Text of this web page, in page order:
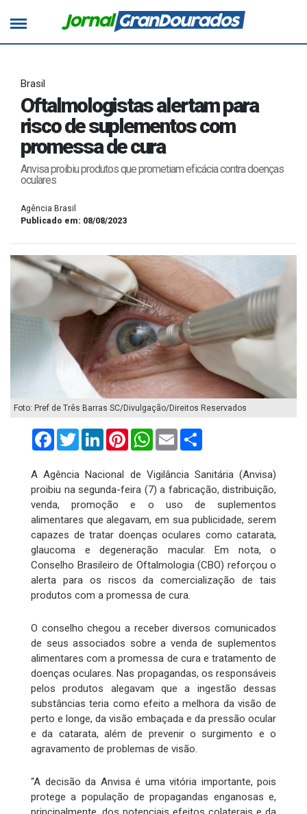
Brasil
Oftalmologistas alertam para
risco de suplementos com
promessa de cura
Anvisa proibiu produtos que prometiam eficácia contra doenças
oculares
Agência Brasil
Publicado em: 08/08/2023
Foto: Pref de Três Barras SC/Divulgação/Direitos Reservados
FacebookTwitterLinkedInPinterestWhatsApp
Email
A Agência Nacional de Vigilância Sanitária (Anvisa)
proibiu na segunda-feira (7) a fabricação, distribuição,
venda, promoção e o uso de suplementos
alimentares que alegavam, em sua publicidade, serem
capazes de tratar doenças oculares como catarata,
glaucoma e degeneração macular. Em nota, o
Conselho Brasileiro de Oftalmologia (CBO) reforçou o
alerta para os riscos da comercialização de tais
produtos com a promessa de cura.
O conselho chegou a receber diversos comunicados
de seus associados sobre a venda de suplementos
alimentares com a promessa de cura e tratamento de
doenças oculares. Nas propagandas, os responsáveis
pelos produtos alegavam que a ingestão dessas
substâncias teria como efeito a melhora da visão de
perto e longe, da visão embaçada e da pressão ocular
e da catarata, além de prevenir o surgimento e o
agravamento de problemas de visão.
“A decisão da Anvisa é uma vitória importante, pois
protege a população de propagandas enganosas e,